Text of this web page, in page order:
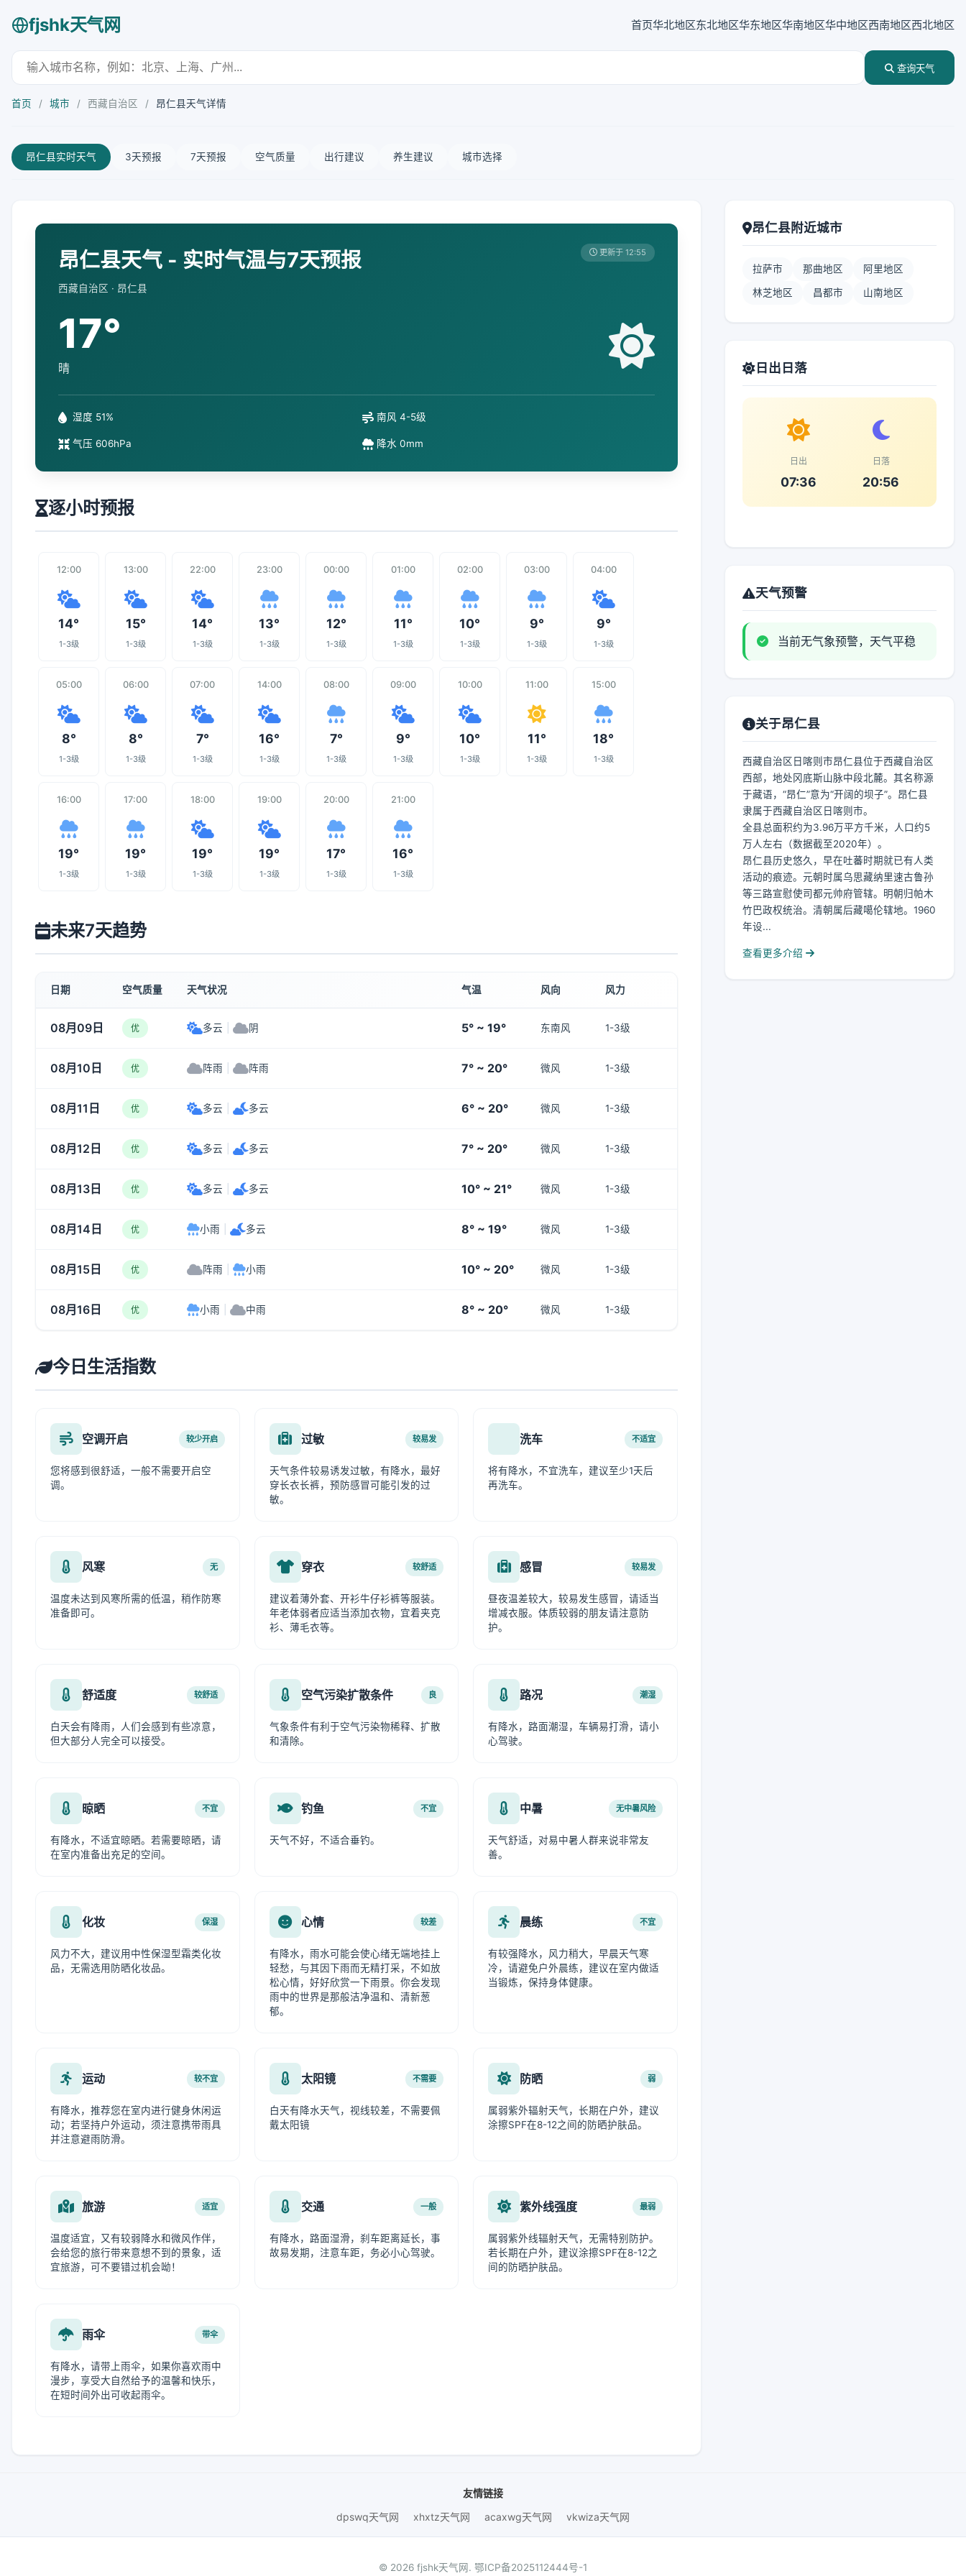
fjshk天气网 首页华北地区东北地区华东地区华南地区华中地区西南地区西北地区
查询天气
首页 / 城市 / 西藏自治区 / 昂仁县天气详情
昂仁县实时天气 3天预报 7天预报 空气质量 出行建议 养生建议 城市选择
昂仁县天气 - 实时气温与7天预报
西藏自治区 · 昂仁县
更新于 12:55
17°
晴
湿度 51% 南风 4-5级
气压 606hPa 降水 0mm
逐小时预报
12:00
14°
1-3级
13:00
15°
1-3级
22:00
14°
1-3级
23:00
13°
1-3级
00:00
12°
1-3级
01:00
11°
1-3级
02:00
10°
1-3级
03:00
9°
1-3级
04:00
9°
1-3级
05:00
8°
1-3级
06:00
8°
1-3级
07:00
7°
1-3级
14:00
16°
1-3级
08:00
7°
1-3级
09:00
9°
1-3级
10:00
10°
1-3级
11:00
11°
1-3级
15:00
18°
1-3级
16:00
19°
1-3级
17:00
19°
1-3级
18:00
19°
1-3级
19:00
19°
1-3级
20:00
17°
1-3级
21:00
16°
1-3级
未来7天趋势
日期 空气质量 天气状况 气温 风向 风力
08月09日 优 多云 阴 5° ~ 19° 东南风 1-3级
08月10日 优 阵雨 阵雨 7° ~ 20° 微风 1-3级
08月11日 优 多云 多云 6° ~ 20° 微风 1-3级
08月12日 优 多云 多云 7° ~ 20° 微风 1-3级
08月13日 优 多云 多云 10° ~ 21° 微风 1-3级
08月14日 优 小雨 多云 8° ~ 19° 微风 1-3级
08月15日 优 阵雨 小雨 10° ~ 20° 微风 1-3级
08月16日 优 小雨 中雨 8° ~ 20° 微风 1-3级
今日生活指数
空调开启 较少开启
您将感到很舒适，一般不需要开启空
调。
过敏 较易发
天气条件较易诱发过敏，有降水，最好
穿长衣长裤，预防感冒可能引发的过
敏。
洗车 不适宜
将有降水，不宜洗车，建议至少1天后
再洗车。
风寒 无
温度未达到风寒所需的低温，稍作防寒
准备即可。
穿衣 较舒适
建议着薄外套、开衫牛仔衫裤等服装。
年老体弱者应适当添加衣物，宜着夹克
衫、薄毛衣等。
感冒 较易发
昼夜温差较大，较易发生感冒，请适当
增减衣服。体质较弱的朋友请注意防
护。
舒适度 较舒适
白天会有降雨，人们会感到有些凉意，
但大部分人完全可以接受。
空气污染扩散条件 良
气象条件有利于空气污染物稀释、扩散
和清除。
路况 潮湿
有降水，路面潮湿，车辆易打滑，请小
心驾驶。
晾晒 不宜
有降水，不适宜晾晒。若需要晾晒，请
在室内准备出充足的空间。
钓鱼 不宜
天气不好，不适合垂钓。
中暑 无中暑风险
天气舒适，对易中暑人群来说非常友
善。
化妆 保湿
风力不大，建议用中性保湿型霜类化妆
品，无需选用防晒化妆品。
心情 较差
有降水，雨水可能会使心绪无端地挂上
轻愁，与其因下雨而无精打采，不如放
松心情，好好欣赏一下雨景。你会发现
雨中的世界是那般洁净温和、清新葱
郁。
晨练 不宜
有较强降水，风力稍大，早晨天气寒
冷，请避免户外晨练，建议在室内做适
当锻炼，保持身体健康。
运动 较不宜
有降水，推荐您在室内进行健身休闲运
动；若坚持户外运动，须注意携带雨具
并注意避雨防滑。
太阳镜 不需要
白天有降水天气，视线较差，不需要佩
戴太阳镜
防晒 弱
属弱紫外辐射天气，长期在户外，建议
涂擦SPF在8-12之间的防晒护肤品。
旅游 适宜
温度适宜，又有较弱降水和微风作伴，
会给您的旅行带来意想不到的景象，适
宜旅游，可不要错过机会呦！
交通 一般
有降水，路面湿滑，刹车距离延长，事
故易发期，注意车距，务必小心驾驶。
紫外线强度 最弱
属弱紫外线辐射天气，无需特别防护。
若长期在户外，建议涂擦SPF在8-12之
间的防晒护肤品。
雨伞 带伞
有降水，请带上雨伞，如果你喜欢雨中
漫步，享受大自然给予的温馨和快乐，
在短时间外出可收起雨伞。
昂仁县附近城市
拉萨市 那曲地区 阿里地区
林芝地区 昌都市 山南地区
日出日落
日出
07:36
日落
20:56
天气预警
当前无气象预警，天气平稳
关于昂仁县
西藏自治区日喀则市昂仁县位于西藏自治区
西部，地处冈底斯山脉中段北麓。其名称源
于藏语，“昂仁”意为“开阔的坝子”。昂仁县
隶属于西藏自治区日喀则市。
全县总面积约为3.96万平方千米，人口约5
万人左右（数据截至2020年）。
昂仁县历史悠久，早在吐蕃时期就已有人类
活动的痕迹。元朝时属乌思藏纳里速古鲁孙
等三路宣慰使司都元帅府管辖。明朝归帕木
竹巴政权统治。清朝属后藏噶伦辖地。1960
年设...
查看更多介绍
友情链接
dpswq天气网
xhxtz天气网 acaxwg天气网 vkwiza天气网
© 2026 fjshk天气网. 鄂ICP备2025112444号-1